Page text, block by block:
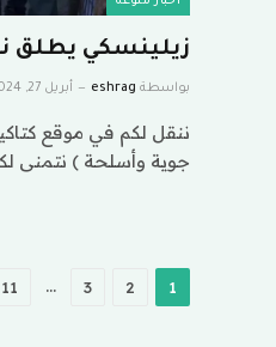
زيلينسكي يطلق
بواسطة eshrag أبريل 27, 2024
ننقل لكم في موقع
جوية وأسلحة ) نتمنى
1
2
3
…
11